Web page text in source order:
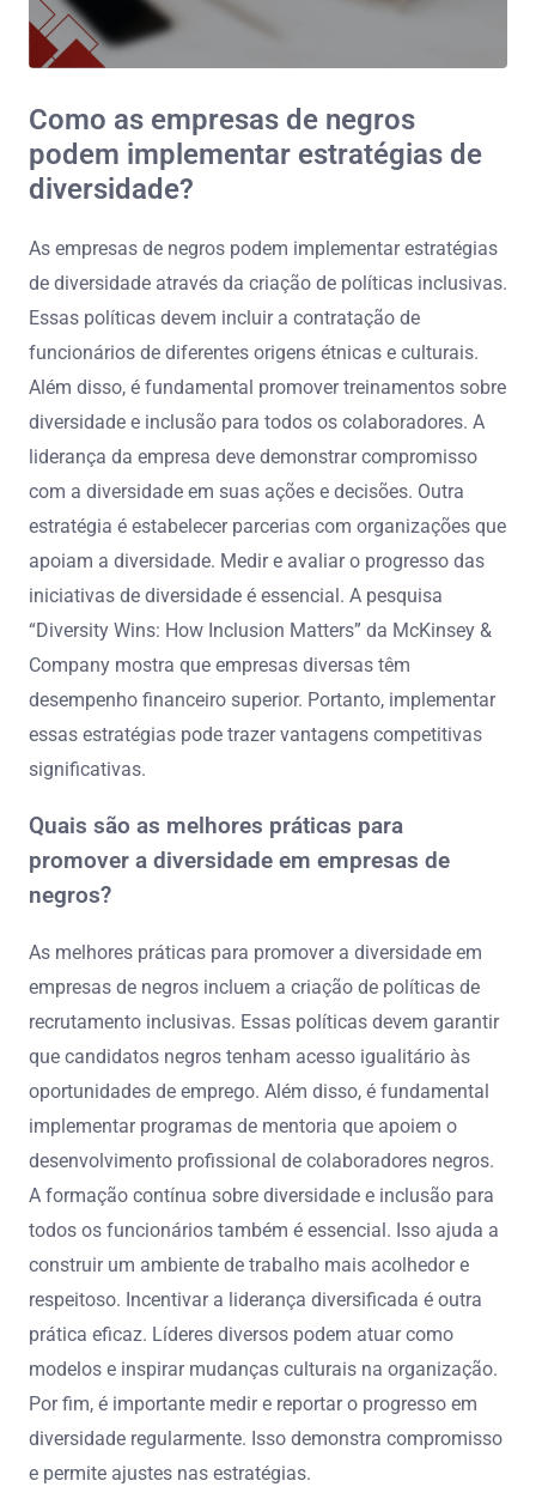
Como as empresas de negros
podem implementar estratégias de
diversidade?
As empresas de negros podem implementar estratégias
de diversidade através da criação de políticas inclusivas.
Essas políticas devem incluir a contratação de
funcionários de diferentes origens étnicas e culturais.
Além disso, é fundamental promover treinamentos sobre
diversidade e inclusão para todos os colaboradores. A
liderança da empresa deve demonstrar compromisso
com a diversidade em suas ações e decisões. Outra
estratégia é estabelecer parcerias com organizações que
apoiam a diversidade. Medir e avaliar o progresso das
iniciativas de diversidade é essencial. A pesquisa
“Diversity Wins: How Inclusion Matters” da McKinsey &
Company mostra que empresas diversas têm
desempenho financeiro superior. Portanto, implementar
essas estratégias pode trazer vantagens competitivas
significativas.
Quais são as melhores práticas para
promover a diversidade em empresas de
negros?
As melhores práticas para promover a diversidade em
empresas de negros incluem a criação de políticas de
recrutamento inclusivas. Essas políticas devem garantir
que candidatos negros tenham acesso igualitário às
oportunidades de emprego. Além disso, é fundamental
implementar programas de mentoria que apoiem o
desenvolvimento profissional de colaboradores negros.
A formação contínua sobre diversidade e inclusão para
todos os funcionários também é essencial. Isso ajuda a
construir um ambiente de trabalho mais acolhedor e
respeitoso. Incentivar a liderança diversificada é outra
prática eficaz. Líderes diversos podem atuar como
modelos e inspirar mudanças culturais na organização.
Por fim, é importante medir e reportar o progresso em
diversidade regularmente. Isso demonstra compromisso
e permite ajustes nas estratégias.